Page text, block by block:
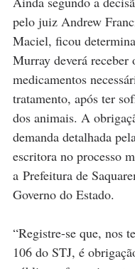
pelo juiz Andrew
Maciel, ficou
Murray deverá receber
medicamentos
tratamento, após ter
dos animais. A
demanda detalhada
escritora no processo
a Prefeitura de
Governo do Estado.
“Registre-se que, nos
106 do STJ, é